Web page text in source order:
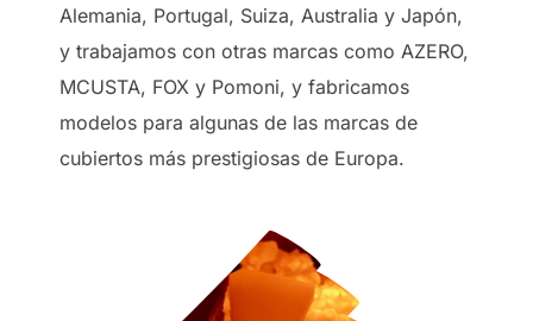
Alemania, Portugal, Suiza, Australia y Japón,
y trabajamos con otras marcas como AZERO,
MCUSTA, FOX y Pomoni, y fabricamos
modelos para algunas de las marcas de
cubiertos más prestigiosas de Europa.